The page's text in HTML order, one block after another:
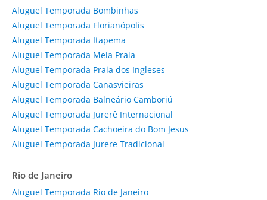
Aluguel Temporada Bombinhas
Aluguel Temporada Florianópolis
Aluguel Temporada Itapema
Aluguel Temporada Meia Praia
Aluguel Temporada Praia dos Ingleses
Aluguel Temporada Canasvieiras
Aluguel Temporada Balneário Camboriú
Aluguel Temporada Jurerê Internacional
Aluguel Temporada Cachoeira do Bom Jesus
Aluguel Temporada Jurere Tradicional
Rio de Janeiro
Aluguel Temporada Rio de Janeiro